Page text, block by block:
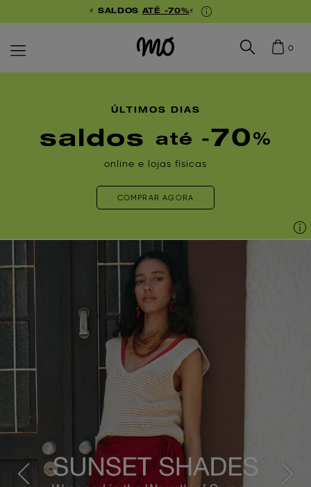
⚡ SALDOS ATÉ -70%⚡
0
ÚLTIMOS DIAS
saldos até - 70 %
online e lojas físicas
COMPRAR AGORA
Previous Next